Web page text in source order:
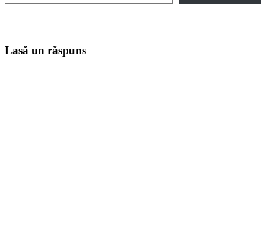
Lasă un răspuns